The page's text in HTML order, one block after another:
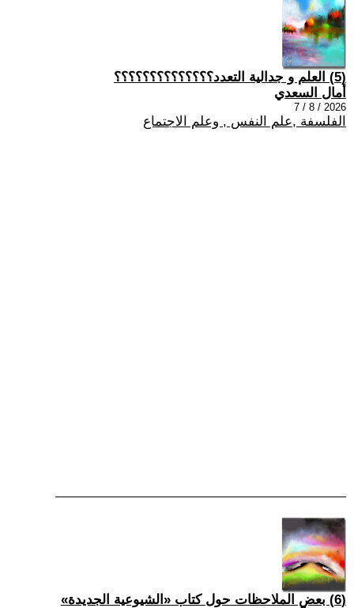
(5) العلم و جدالية التعدد؟؟؟؟؟؟؟؟؟؟؟؟؟؟
أمال السعدي
2026 / 8 / 7
الفلسفة ,علم النفس , وعلم الاجتماع
(6) بعض الملاحظات حول كتاب «الشيوعية الجديدة»